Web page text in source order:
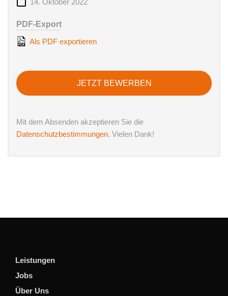
14. Oktober 2022
PDF-Export
Als PDF exportieren
JETZT BEWERBEN
Mit dem Absenden akzeptieren Sie die
Datenschutzbestimmungen. Vielen Dank!
Leistungen
Jobs
Über Uns